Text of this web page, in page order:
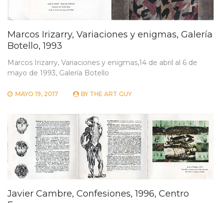
Marcos Irizarry, Variaciones y enigmas, Galería
Botello, 1993
Marcos Irizarry, Variaciones y enigmas,14 de abril al 6 de
mayo de 1993, Galería Botello
MAYO 19, 2017 BY THE ART GUY
Javier Cambre, Confesiones, 1996, Centro